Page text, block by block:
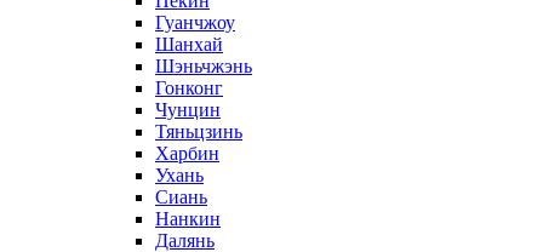
Гуанчжоу
Шанхай
Шэньчжэнь
Гонконг
Чунцин
Тяньцзинь
Харбин
Ухань
Сиань
Нанкин
Далянь